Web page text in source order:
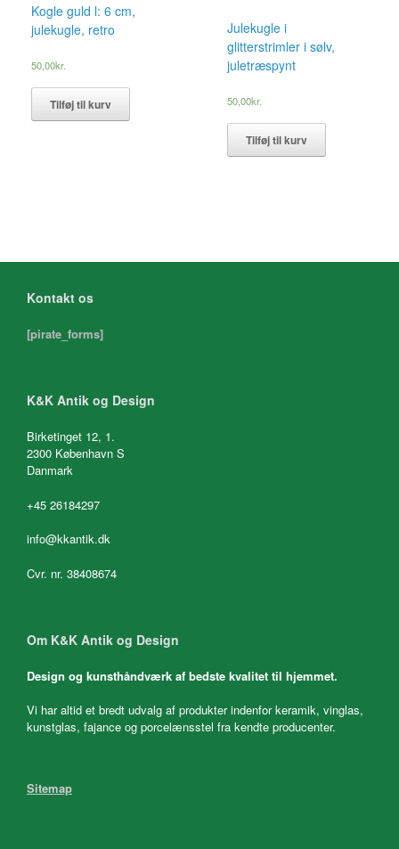
Kogle guld l: 6 cm,
julekugle, retro
50,00kr.
Tilføj til kurv
Julekugle i
glitterstrimler i sølv,
juletræspynt
50,00kr.
Tilføj til kurv
Kontakt os
[pirate_forms]
K&K Antik og Design
Birketinget 12, 1.
2300 København S
Danmark
+45 26184297
info@kkantik.dk
Cvr. nr. 38408674
Om K&K Antik og Design
Design og kunsthåndværk af bedste kvalitet til hjemmet.
Vi har altid et bredt udvalg af produkter indenfor keramik, vinglas,
kunstglas, fajance og porcelænsstel fra kendte producenter.
Sitemap